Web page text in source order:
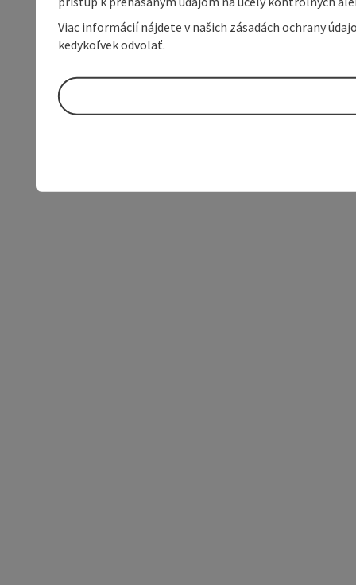
Viac informácií nájdete v našich zásadách ochrany
kedykoľvek odvolať.